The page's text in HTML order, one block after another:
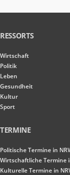
RESSORTS
Wirtschaft
Politik
Leben
Gesundheit
Kultur
Sport
TERMINE
Politische Termine in
Wirtschaftliche Termine
Kulturelle Termine in